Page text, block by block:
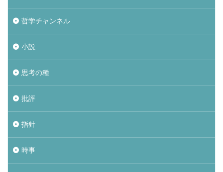
哲学チャンネル
小説
思考の種
批評
指針
時事